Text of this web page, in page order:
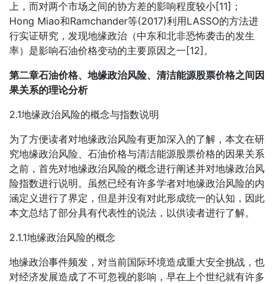
上，而对两个市场之间的协方差的影响程度较小[11]；
Hong Miao和Ramchander等(2017)利用LASSO的方法进
行实证研究，发现地缘政治（中东和北非恐怖袭击的发生
率）是影响石油价格变动的主要原因之一[12]。
第二章石油价格、地缘政治风险、清洁能源股票价格之间因
果关系的理论分析
2.1地缘政治风险的概念与指数说明
为了方便读者对地缘政治风险有更加深入的了解，本文在研
究地缘政治风险、石油价格与清洁能源股票价格的因果关系
之前，首先对地缘政治风险的概念进行阐述并对地缘政治风
险指数进行说明。虽然已经有许多学者对地缘政治风险的内
涵定义进行了界定，但是并没有对此形成统一的认知，因此
本文总结了部分具有代表性的说法，以供读者进行了解。
2.1.1地缘政治风险的概念
地缘政治事件频发，对当前国际环境造成重大安全挑战，也
对经济发展造成了不可忽视的影响，早在上个世纪就有许多